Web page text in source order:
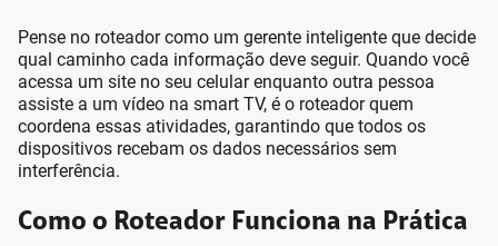
Pense no roteador como um gerente inteligente que decide
qual caminho cada informação deve seguir. Quando você
acessa um site no seu celular enquanto outra pessoa
assiste a um vídeo na smart TV, é o roteador quem
coordena essas atividades, garantindo que todos os
dispositivos recebam os dados necessários sem
interferência.
Como o Roteador Funciona na Prática